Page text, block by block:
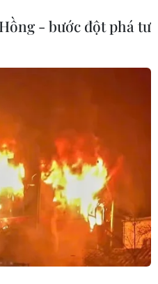
vực này tại Mỹ đạt
- bước đột phá tư